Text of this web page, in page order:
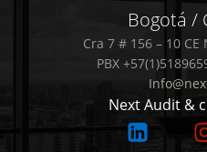
Bogotá /
Cra 7 # 156 – 10
PBX
Next Audit &